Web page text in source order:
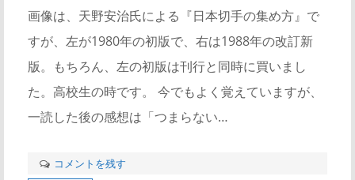
画像は、天野安治氏による『日本切手の集め方』で
すが、左が1980年の初版で、右は1988年の改訂新
版。もちろん、左の初版は刊行と同時に買いまし
た。高校生の時です。 今でもよく覚えていますが、
一読した後の感想は「つまらない…
コメントを残す